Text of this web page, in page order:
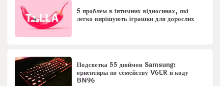
5 проблем в інтимних відносинах, які
легко вирішують іграшки для дорослих
Подсветка 55 дюймов Samsung:
ориентиры по семейству V6ER и коду
BN96